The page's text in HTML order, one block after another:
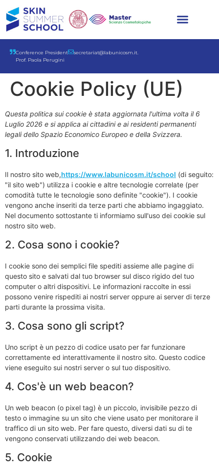
Conference President
Prof. Paola Perugini
secretariat@labunicosm.it.
Cookie Policy (UE)
Questa politica sui cookie è stata aggiornata l'ultima volta il 6
Luglio 2026 e si applica ai cittadini e ai residenti permanenti
legali dello Spazio Economico Europeo e della Svizzera.
1. Introduzione
Il nostro sito web,https://www.labunicosm.it/school (di seguito:
"il sito web") utilizza i cookie e altre tecnologie correlate (per
comodità tutte le tecnologie sono definite "cookie"). I cookie
vengono anche inseriti da terze parti che abbiamo ingaggiato.
Nel documento sottostante ti informiamo sull'uso dei cookie sul
nostro sito web.
2. Cosa sono i cookie?
I cookie sono dei semplici file spediti assieme alle pagine di
questo sito e salvati dal tuo browser sul disco rigido del tuo
computer o altri dispositivi. Le informazioni raccolte in essi
possono venire rispediti ai nostri server oppure ai server di terze
parti durante la prossima visita.
3. Cosa sono gli script?
Uno script è un pezzo di codice usato per far funzionare
correttamente ed interattivamente il nostro sito. Questo codice
viene eseguito sui nostri server o sul tuo dispositivo.
4. Cos'è un web beacon?
Un web beacon (o pixel tag) è un piccolo, invisibile pezzo di
testo o immagine su un sito che viene usato per monitorare il
traffico di un sito web. Per fare questo, diversi dati su di te
vengono conservati utilizzando dei web beacon.
5. Cookie